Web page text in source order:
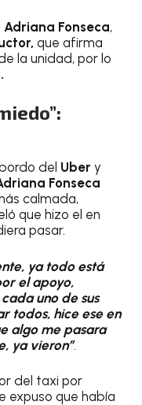
Adriana Fonseca,
que afirma
la unidad, por lo
del Ubery
Fonseca
calmada,
que hizo el en
pasar.
ya todo está
el apoyo,
uno de sus
todos, hice ese en
algo me pasara
ya vieron”.
del taxi por
expuso que había